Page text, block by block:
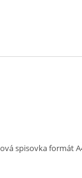
spisovka formát